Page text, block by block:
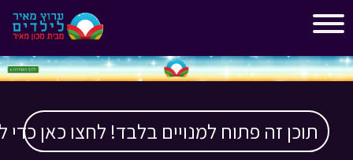
תוכן זה פתוח למנויים בלבד! לחצו כאן כדי